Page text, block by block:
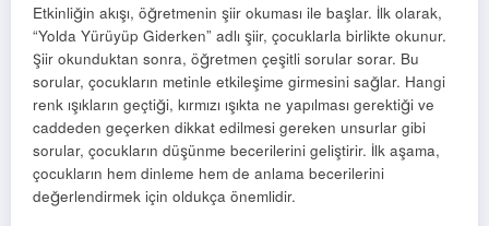
Etkinliğin akışı, öğretmenin şiir okuması ile başlar. İlk olarak,
“Yolda Yürüyüp Giderken” adlı şiir, çocuklarla birlikte okunur.
Şiir okunduktan sonra, öğretmen çeşitli sorular sorar. Bu
sorular, çocukların metinle etkileşime girmesini sağlar. Hangi
renk ışıkların geçtiği, kırmızı ışıkta ne yapılması gerektiği ve
caddeden geçerken dikkat edilmesi gereken unsurlar gibi
sorular, çocukların düşünme becerilerini geliştirir. İlk aşama,
çocukların hem dinleme hem de anlama becerilerini
değerlendirmek için oldukça önemlidir.